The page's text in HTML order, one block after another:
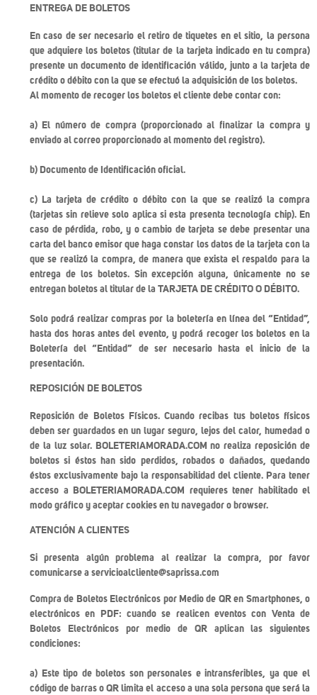
ENTREGA DE BOLETOS
En caso de ser necesario el retiro de tiquetes en el sitio, la persona
que adquiere los boletos (titular de la tarjeta indicado en tu compra)
presente un documento de identificación válido, junto a la tarjeta de
crédito o débito con la que se efectuó la adquisición de los boletos.
Al momento de recoger los boletos el cliente debe contar con:
a) El número de compra (proporcionado al finalizar la compra y
enviado al correo proporcionado al momento del registro).
b) Documento de Identificación oficial.
c) La tarjeta de crédito o débito con la que se realizó la compra
(tarjetas sin relieve solo aplica si esta presenta tecnología chip). En
caso de pérdida, robo, y o cambio de tarjeta se debe presentar una
carta del banco emisor que haga constar los datos de la tarjeta con la
que se realizó la compra, de manera que exista el respaldo para la
entrega de los boletos. Sin excepción alguna, únicamente no se
entregan boletos al titular de la TARJETA DE CRÉDITO O DÉBITO.
Solo podrá realizar compras por la boletería en línea del “Entidad”,
hasta dos horas antes del evento, y podrá recoger los boletos en la
Boletería del “Entidad” de ser necesario hasta el inicio de la
presentación.
REPOSICIÓN DE BOLETOS
Reposición de Boletos Físicos. Cuando recibas tus boletos físicos
deben ser guardados en un lugar seguro, lejos del calor, humedad o
de la luz solar. BOLETERIAMORADA.COM no realiza reposición de
boletos si éstos han sido perdidos, robados o dañados, quedando
éstos exclusivamente bajo la responsabilidad del cliente. Para tener
acceso a BOLETERIAMORADA.COM requieres tener habilitado el
modo gráfico y aceptar cookies en tu navegador o browser.
ATENCIÓN A CLIENTES
Si presenta algún problema al realizar la compra, por favor
comunicarse a servicioalcliente@saprissa.com
Compra de Boletos Electrónicos por Medio de QR en Smartphones, o
electrónicos en PDF: cuando se realicen eventos con Venta de
Boletos Electrónicos por medio de QR aplican las siguientes
condiciones:
a) Este tipo de boletos son personales e intransferibles, ya que el
código de barras o QR limita el acceso a una sola persona que será la